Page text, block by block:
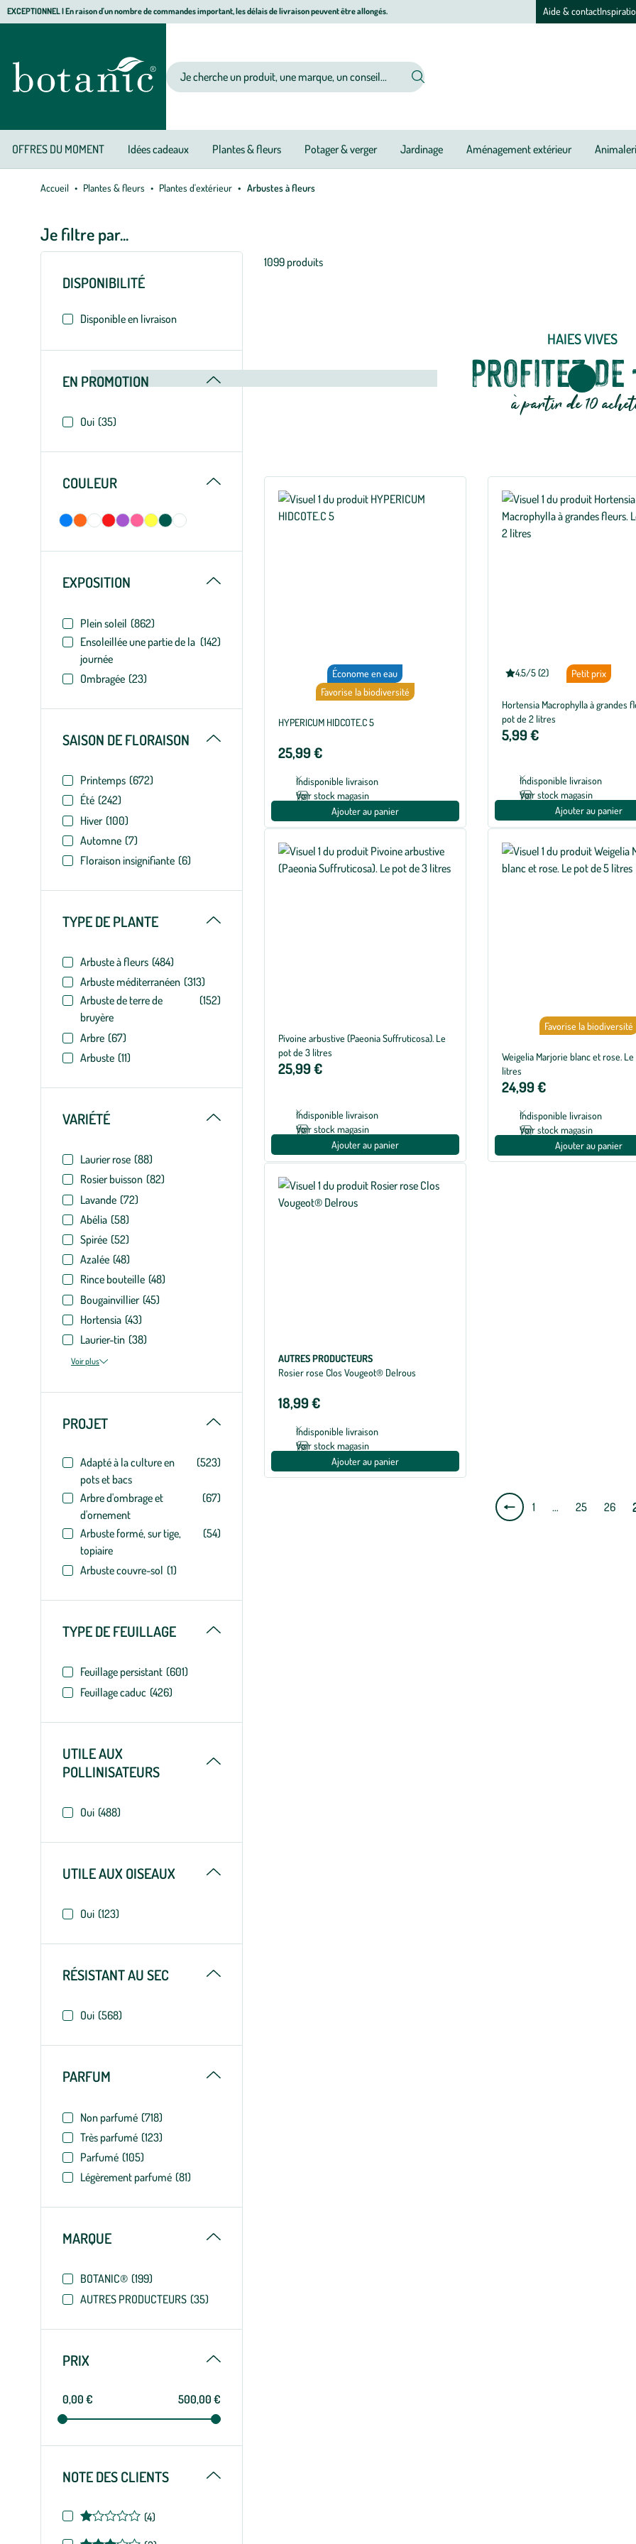
Aller
navigation
Aller
principal
Aller
de
page
EXCEPTIONNEL I En raison d'un nombre de commandes important, les délais de livraison peuvent être allongés. Aide & contact
animalerie,
décoration,
botanic®
Votre
recherche
OFFRES DU MOMENT Idées cadeaux Plantes & fleurs Potager & verger Jardinage Aménagement extérieur
Accueil Plantes & fleurs Plantes d'extérieur Arbustes à fleurs
Je filtre par...
DISPONIBILITÉ
Disponible en livraison
EN PROMOTION Replier
Oui (35)
COULEUR Replier
EXPOSITION Replier
Plein soleil (862)
Ensoleillée une partie de la
journée
(142)
Ombragée (23)
SAISON DE FLORAISON Replier
Printemps (672)
Été (242)
Hiver (100)
Automne (7)
Floraison insignifiante (6)
TYPE DE PLANTE Replier
Arbuste à fleurs (484)
Arbuste méditerranéen (313)
Arbuste de terre de
bruyère
(152)
Arbre (67)
Arbuste (11)
VARIÉTÉ Replier
Laurier rose (88)
Rosier buisson (82)
Lavande (72)
Abélia (58)
Spirée (52)
Azalée (48)
Rince bouteille (48)
Bougainvillier (45)
Hortensia (43)
Laurier-tin (38)
Voir plus
PROJET Replier
Adapté à la culture en
pots et bacs
(523)
Arbre d'ombrage et
d'ornement
(67)
Arbuste formé, sur tige,
topiaire
(54)
Arbuste couvre-sol (1)
TYPE DE FEUILLAGE Replier
Feuillage persistant (601)
Feuillage caduc (426)
UTILE AUX
POLLINISATEURS
Replier
Oui (488)
UTILE AUX OISEAUX Replier
Oui (123)
RÉSISTANT AU SEC Replier
Oui (568)
PARFUM Replier
Non parfumé (718)
Très parfumé (123)
Parfumé (105)
Légèrement parfumé (81)
MARQUE Replier
BOTANIC® (199)
AUTRES PRODUCTEURS (35)
PRIX Replier
0,00 € 500,00 €
NOTE DES CLIENTS Replier
Note
(4)
des
1099 produits
HAIES VIVES
PROFITEZ
à partir de 10
Économe en eau
Favorise la biodiversité
HYPERICUM HIDCOTE.C 5
25,99 €
Indisponible livraison
Voir stock magasin
Ajouter au panier
4.5/5 (2)
Note
4.5
sur
5
avec
Petit prix
Hortensia Macrophylla à grandes
pot de 2 litres
5,99 €
Indisponible livraison
Voir stock magasin
Ajouter au panier
Pivoine arbustive (Paeonia Suffruticosa). Le
pot de 3 litres
25,99 €
Indisponible livraison
Voir stock magasin
Ajouter au panier
Favorise la biodiversité
Weigelia Marjorie blanc et rose.
litres
24,99 €
Indisponible livraison
Voir stock magasin
Ajouter au panier
AUTRES PRODUCTEURS
Rosier rose Clos Vougeot® Delrous
18,99 €
Indisponible livraison
Voir stock magasin
Ajouter au panier
Page
précédente
1 … 25 26